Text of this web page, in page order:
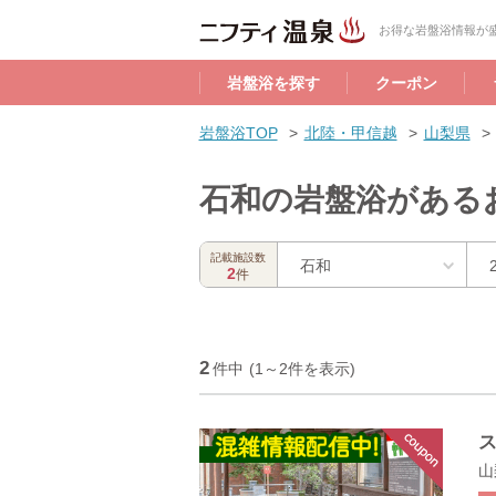
お得な岩盤浴情報が
岩盤浴を探す クーポン
岩盤浴TOP 北陸・甲信越 山梨県
石和の岩盤浴があ
記載施設数
2件 石和
2件中 (1～2件を表示)